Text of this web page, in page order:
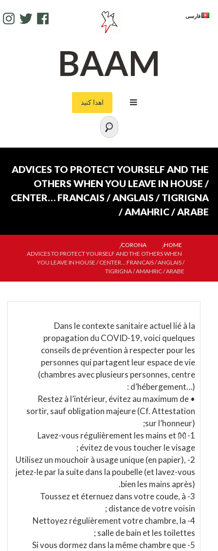
BAAM
فارسی FACEBOOK
اهدا کنید
ADVICES TO PROTECT YOURSELF AND THE
OTHERS WHEN YOU LEAVE IN HOUSE /
CENTER… FRANCAIS / ANGLAIS / TIGRIGNA
/ AMAHRIC / ARABE
HOME
CORONA
ADVICES TO PROTECT YOURSELF AND THE OTHERS WHEN
YOU LEAVE IN HOUSE / CENTER… FRANCAIS / ANGLAIS /
TIGRIGNA / AMAHRIC / ARABE
Dans le contexte sanitaire actuel lié à la
propagation du COVID-19, voici quelques
conseils de prévention à respecter pour les
personnes qui partagent leur espace de vie
(chambres avec plusieurs personnes, centre
d’hébergement…) :
• Restez à l’intérieur, évitez au maximum de
sortir, sauf obligation majeure (Cf. Attestation
sur l’honneur);
1- 👐 Lavez-vous régulièrement les mains et
évitez de vous toucher le visage ;
2- Utilisez un mouchoir à usage unique (en papier),
jetez-le par la suite dans la poubelle (et lavez-vous
bien les mains après).
3- Toussez et éternuez dans votre coude, à
distance de votre voisin ;
4- Nettoyez régulièrement votre chambre, la
salle de bain et les toilettes ;
5- Si vous dormez dans la même chambre que